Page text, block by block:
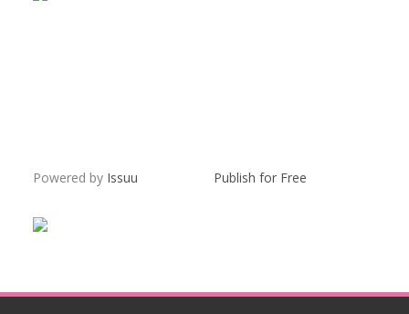
Powered by Issuu Publish for Free